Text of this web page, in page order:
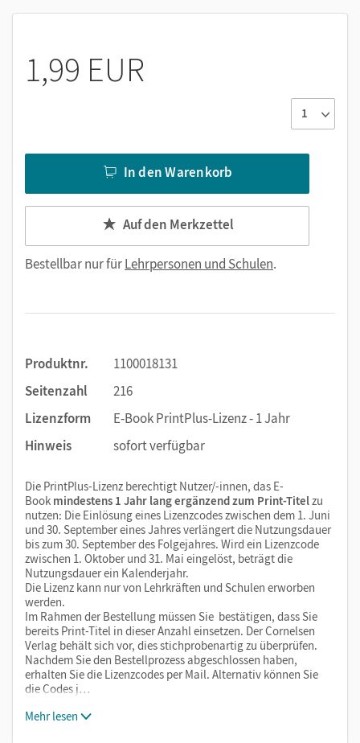
1,99 EUR
In den Warenkorb
Auf den Merkzettel
Bestellbar nur fürLehrpersonen und Schulen.
Produktnr.
1100018131
Seitenzahl
216
Lizenzform
E-Book PrintPlus-Lizenz - 1 Jahr
Hinweis
sofort verfügbar
Die PrintPlus-Lizenz berechtigt Nutzer/-innen, das E-
Book mindestens 1 Jahr lang ergänzend zum Print-Titelzu
nutzen: Die Einlösung eines Lizenzcodes zwischen dem 1. Juni
und 30. September eines Jahres verlängert die Nutzungsdauer
bis zum 30. September des Folgejahres. Wird ein Lizenzcode
zwischen 1. Oktober und 31. Mai eingelöst, beträgt die
Nutzungsdauer ein Kalenderjahr.
Die Lizenz kann nur von Lehrkräften und Schulen erworben
werden.
Im Rahmen der Bestellung müssen Sie bestätigen, dass Sie
bereits Print-Titel in dieser Anzahl einsetzen. Der Cornelsen
Verlag behält sich vor, dies stichprobenartig zu überprüfen.
Nachdem Sie den Bestellprozess abgeschlossen haben,
erhalten Sie die Lizenzcodes per Mail. Alternativ können Sie
die Codes j…
Mehr lesen